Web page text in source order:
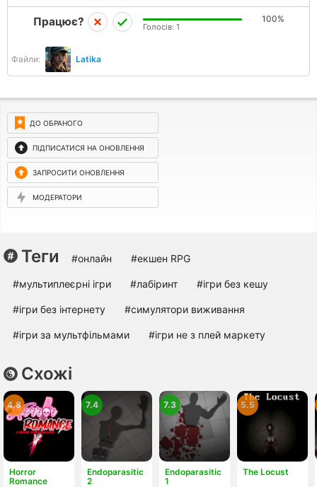
Файли: Latika
Працює? 100%
Голосів: 1
ДО ОБРАНОГО
ПІДПИСАТИСЯ НА ОНОВЛЕННЯ
ЗАПРОСИТИ ОНОВЛЕННЯ
МОДЕРАТОРИ
Теги #онлайн #екшен RPG
#мультиплеєрні ігри #лабіринт #ігри без кешу
#ігри без інтернету #симулятори виживання
#ігри за мультфільмами #ігри не з плей маркету
Схожі
Horror
Romance
4.8
Endoparasitic
2
7.4
Endoparasitic
1
7.3
The Locust
5.5